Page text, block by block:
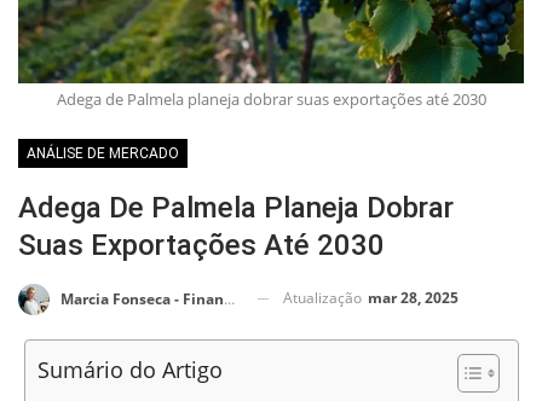
Adega de Palmela planeja dobrar suas exportações até 2030
ANÁLISE DE MERCADO
Adega De Palmela Planeja Dobrar
Suas Exportações Até 2030
Marcia Fonseca - Financial Consultant Atualização mar 28, 2025
Sumário do Artigo